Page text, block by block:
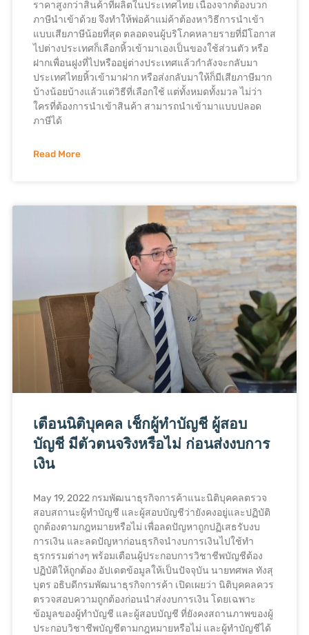
ราคาสูงกว่าสินค้าที่ผลิตในประเทศไทย เนื่องจากต้องบวก
ภาษีนำเข้าด้วย จึงทำให้พ่อค้าแม่ค้าต้องหาวิธีการนำเข้า
แบบเสียภาษีน้อยที่สุด ตลอดจนผู้บริโภคหลายรายที่มีโอกาส
ไปต่างประเทศก็เลือกหิ้วเข้ามาเองเป็นของใช้ส่วนตัว หรือ
ฝากเพื่อนฝูงที่ไปหรืออยู่ต่างประเทศแล้วกำลังจะกลับมา
ประเทศไทยหิ้วเข้ามาฝาก หรือส่งกลับมาให้ก็มีเสียภาษีมาก
บ้างน้อยบ้างแล้วแต่วิธีที่เลือกใช้ แต่ทั้งหมดทั้งมวล ไม่ว่า
ใครที่ต้องการนำเข้าสินค้า สามารถนำเข้ามาแบบปลอด
ภาษีได้
Read More
เตือนนิติบุคคล เช็กผู้ทำบัญชี ผู้สอบ
บัญชี มีตัวตนจริงหรือไม่ ก่อนส่งงบการ
เงิน
May 19, 2022 กรมพัฒนาธุรกิจการค้าแนะนิติบุคคลตรวจ
สอบสถานะผู้ทำบัญชี และผู้สอบบัญชีว่ายังคงอยู่และปฏิบัติ
ถูกต้องตามกฎหมายหรือไม่ เพื่อลดปัญหาถูกปฏิเสธรับงบ
การเงิน และลดปัญหาก่อนธุรกิจนำงบการเงินไปใช้ทำ
ธุรกรรมต่างๆ พร้อมเตือนผู้ประกอบการวิชาชีพบัญชีต้อง
ปฏิบัติให้ถูกต้อง อัปเดตข้อมูลให้เป็นปัจจุบัน นายทศพล ทังสุ
บุตร อธิบดีกรมพัฒนาธุรกิจการค้า เปิดเผยว่า นิติบุคคลควร
ตรวจสอบความถูกต้องก่อนนำส่งงบการเงิน โดยเฉพาะ
ข้อมูลของผู้ทำบัญชี และผู้สอบบัญชี ที่ยังคงสถานภาพของผู้
ประกอบวิชาชีพบัญชีตามกฎหมายหรือไม่ และผู้ทำบัญชีได้